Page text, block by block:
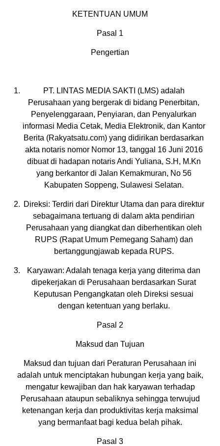
KETENTUAN UMUM
Pasal 1
Pengertian
PT. LINTAS MEDIA SAKTI (LMS) adalah
Perusahaan yang bergerak di bidang Penerbitan,
Penyelenggaraan, Penyiaran, dan Penyalurkan
informasi Media Cetak, Media Elektronik, dan Kantor
Berita (Rakyatsatu.com) yang didirikan berdasarkan
akta notaris nomor Nomor 13, tanggal 16 Juni 2016
dibuat di hadapan notaris Andi Yuliana, S.H, M.Kn
yang berkantor di Jalan Kemakmuran, No 56
Kabupaten Soppeng, Sulawesi Selatan.
Direksi: Terdiri dari Direktur Utama dan para direktur
sebagaimana tertuang di dalam akta pendirian
Perusahaan yang diangkat dan diberhentikan oleh
RUPS (Rapat Umum Pemegang Saham) dan
bertanggungjawab kepada RUPS.
Karyawan: Adalah tenaga kerja yang diterima dan
dipekerjakan di Perusahaan berdasarkan Surat
Keputusan Pengangkatan oleh Direksi sesuai
dengan ketentuan yang berlaku.
Pasal 2
Maksud dan Tujuan
Maksud dan tujuan dari Peraturan Perusahaan ini
adalah untuk menciptakan hubungan kerja yang baik,
mengatur kewajiban dan hak karyawan terhadap
Perusahaan ataupun sebaliknya sehingga terwujud
ketenangan kerja dan produktivitas kerja maksimal
yang bermanfaat bagi kedua belah pihak.
Pasal 3